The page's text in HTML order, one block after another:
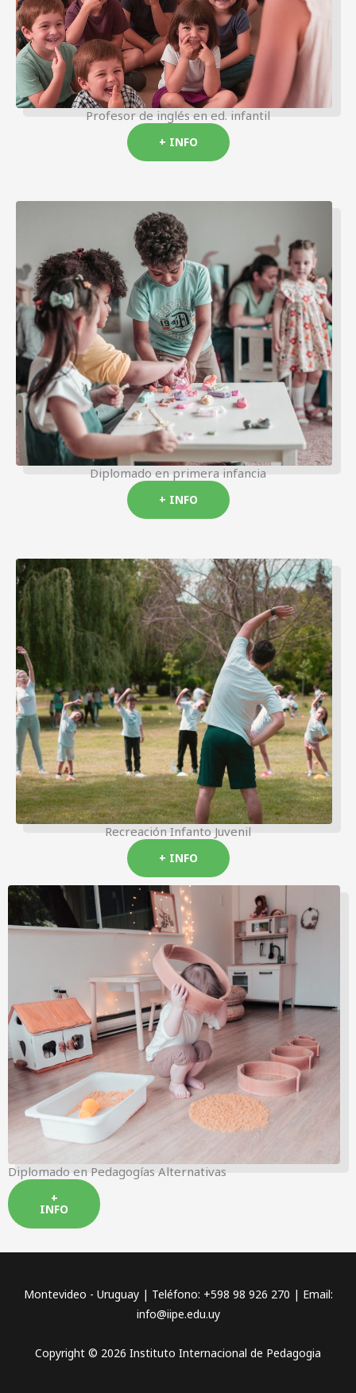
Profesor de inglés en ed. infantil
+ INFO
Diplomado en primera infancia
+ INFO
Recreación Infanto Juvenil
+ INFO
Diplomado en Pedagogías Alternativas
+
INFO
Montevideo - Uruguay | Teléfono: +598 98 926 270 | Email:
info@iipe.edu.uy
Copyright © 2026 Instituto Internacional de Pedagogia